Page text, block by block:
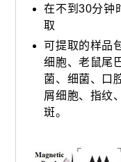
在不到30分钟
取
可提取的样品
细胞、老鼠尾
菌、细菌、口
屑细胞、指纹
斑。